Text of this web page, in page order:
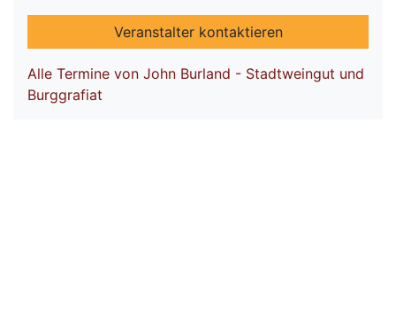
Veranstalter kontaktieren
Alle Termine von John Burland - Stadtweingut und
Burggrafiat